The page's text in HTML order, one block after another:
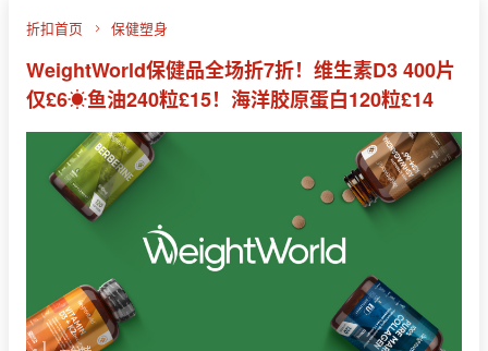
折扣首页 保健塑身
WeightWorld保健品全场折7折！维生素D3 400片
仅£6☀️鱼油240粒£15！海洋胶原蛋白120粒£14